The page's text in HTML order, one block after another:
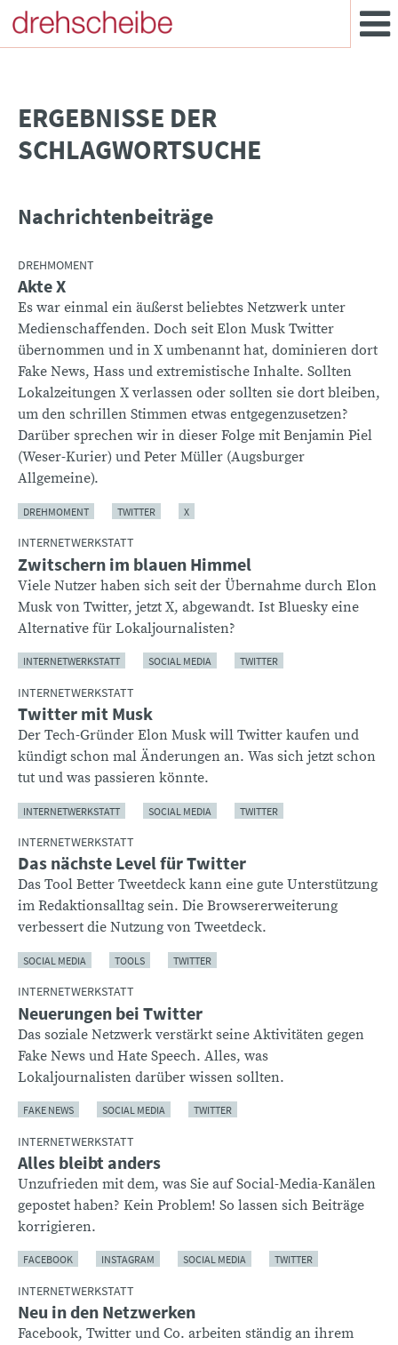
­ERGEBNISSE DER
SCHLAGWORTSUCHE
Nachrichtenbeiträge
DREHMOMENT
Akte X
Es war einmal ein äußerst beliebtes Netzwerk unter
Medienschaffenden. Doch seit Elon Musk Twitter
übernommen und in X umbenannt hat, dominieren dort
Fake News, Hass und extremistische Inhalte. Sollten
Lokalzeitungen X verlassen oder sollten sie dort bleiben,
um den schrillen Stimmen etwas entgegenzusetzen?
Darüber sprechen wir in dieser Folge mit Benjamin Piel
(Weser-Kurier) und Peter Müller (Augsburger
Allgemeine).
DREHMOMENT TWITTER X
INTERNETWERKSTATT
Zwitschern im blauen Himmel
Viele Nutzer haben sich seit der Übernahme durch Elon
Musk von Twitter, jetzt X, abgewandt. Ist Bluesky eine
Alternative für Lokaljournalisten?
INTERNETWERKSTATT SOCIAL MEDIA TWITTER
INTERNETWERKSTATT
Twitter mit Musk
Der Tech-Gründer Elon Musk will Twitter kaufen und
kündigt schon mal Änderungen an. Was sich jetzt schon
tut und was passieren könnte.
INTERNETWERKSTATT SOCIAL MEDIA TWITTER
INTERNETWERKSTATT
Das nächste Level für Twitter
Das Tool Better Tweetdeck kann eine gute Unterstützung
im Redaktionsalltag sein. Die Browsererweiterung
verbessert die Nutzung von Tweetdeck.
SOCIAL MEDIA TOOLS TWITTER
INTERNETWERKSTATT
Neuerungen bei Twitter
Das soziale Netzwerk verstärkt seine Aktivitäten gegen
Fake News und Hate Speech. Alles, was
Lokaljournalisten darüber wissen sollten.
FAKE NEWS SOCIAL MEDIA TWITTER
INTERNETWERKSTATT
Alles bleibt anders
Unzufrieden mit dem, was Sie auf Social-Media-Kanälen
gepostet haben? Kein Problem! So lassen sich Beiträge
korrigieren.
FACEBOOK INSTAGRAM SOCIAL MEDIA TWITTER
INTERNETWERKSTATT
Neu in den Netzwerken
Facebook, Twitter und Co. arbeiten ständig an ihrem